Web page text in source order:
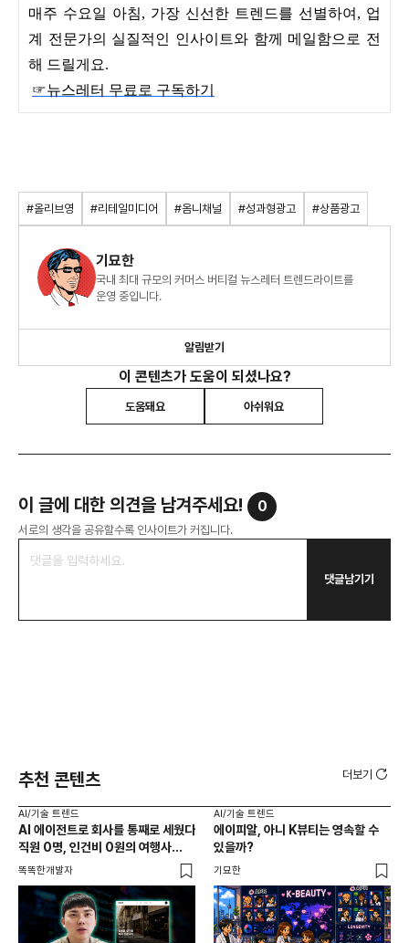
매주 수요일 아침, 가장 신선한 트렌드를 선별하여, 업
계 전문가의 실질적인 인사이트와 함께 메일함으로 전
해 드릴게요.
☞뉴스레터 무료로 구독하기
#올리브영 #리테일미디어 #옴니채널 #성과형광고 #상품광고
기묘한
국내 최대 규모의 커머스 버티컬 뉴스레터 트렌드라이트를
운영 중입니다.
알림받기
이 콘텐츠가 도움이 되셨나요?
도움돼요 아쉬워요
이 글에 대한 의견을 남겨주세요! 0
서로의 생각을 공유할수록 인사이트가 커집니다.
댓글남기기
추천 콘텐츠 더보기
AI/기술 트렌드
AI 에이전트로 회사를 통째로 세웠다
직원 0명, 인건비 0원의 여행사
제작기
똑똑한개발자
AI/기술 트렌드
에이피알, 아니 K뷰티는 영속할 수
있을까?
기묘한